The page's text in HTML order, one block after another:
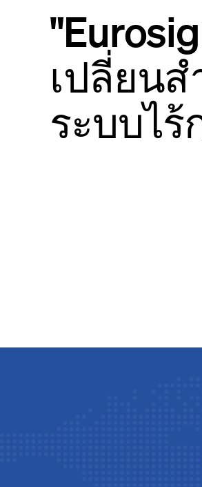
เปลี่ยน
ระบบไร้